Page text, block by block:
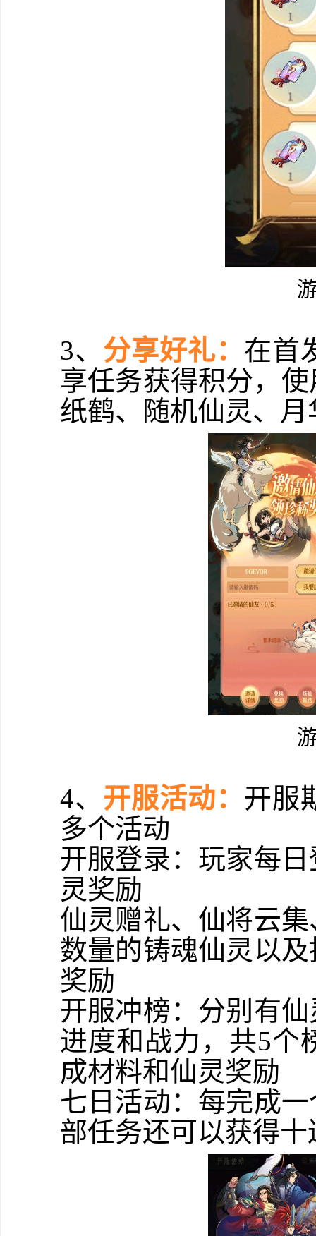
3、 分享好礼： 在首
享任务获得积分，
纸鹤、随机仙灵、
4、 开服活动： 开服
多个活动
开服登录：玩家每
灵奖励
仙灵赠礼、仙将云
数量的铸魂仙灵以
奖励
开服冲榜：分别有
进度和战力，共5个
成材料和仙灵奖励
七日活动：每完成
部任务还可以获得